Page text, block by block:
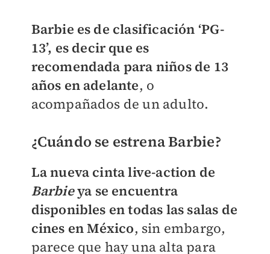
Barbie es de clasificación ‘PG-
13’, es decir que es
recomendada para niños de 13
años en adelante, o
acompañados de un adulto.
¿Cuándo se estrena Barbie?
La nueva cinta live-action de
Barbieya se encuentra
disponibles en todas las salas de
cines en México, sin embargo,
parece que hay una alta para